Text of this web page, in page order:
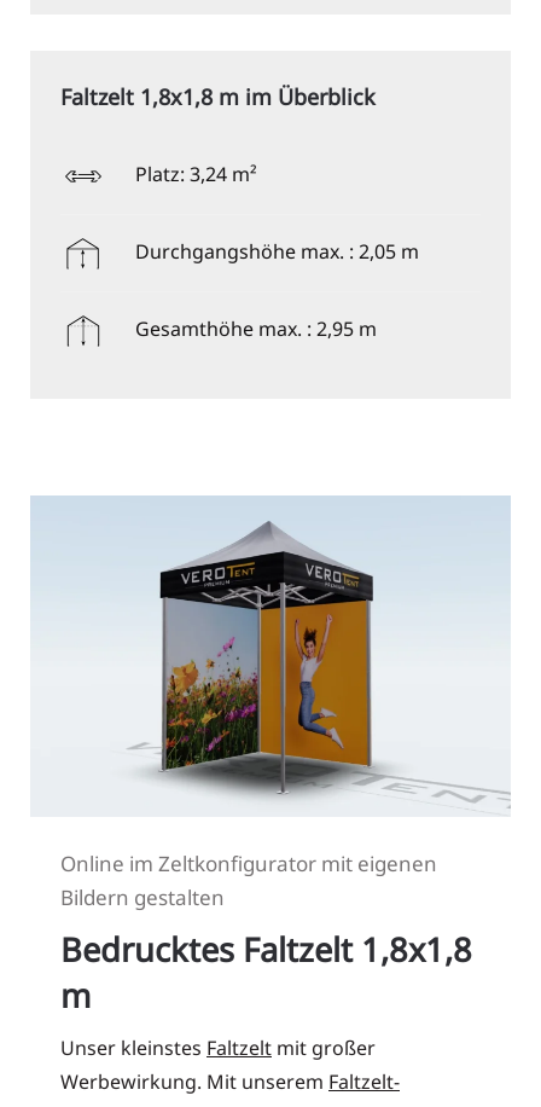
Faltzelt 1,8x1,8 m im Überblick
Platz: 3,24 m²
Durchgangshöhe max. : 2,05 m
Gesamthöhe max. : 2,95 m
Online im Zeltkonfigurator mit eigenen
Bildern gestalten
Bedrucktes Faltzelt 1,8x1,8
m
Unser kleinstes Faltzelt mit großer
Werbewirkung. Mit unserem Faltzelt-